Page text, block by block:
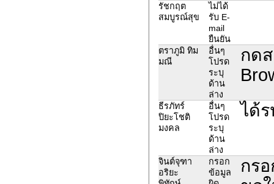
รัชกฤต
สมบูรณ์สุข
ไม่ได้
รับ E-
mail
ยืนยัน
ตราภูมิ ทิม
มณี
อื่นๆ
โปรด
ระบุ
ด้าน
ล่าง
กด
ธีรภัทร์
ปิยะโชติ
มงคล
อื่นๆ
โปรด
ระบุ
ด้าน
ล่าง
ได้
จินต์จุฑา
อริยะ
กรอก
ข้อมูล
กร